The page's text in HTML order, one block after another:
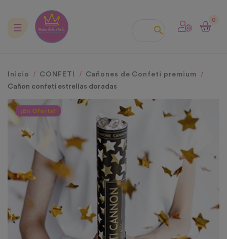

0
Navegación
☰
Inicio CONFETI
Cañones de Confeti premium
Cañon confeti estrellas doradas
¡En Oferta!